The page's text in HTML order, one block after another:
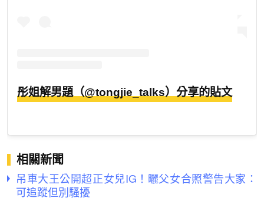
彤姐解男題（@tongjie_talks）分享的貼文
相關新聞
吊車大王公開超正女兒IG！曬父女合照警告大家：
可追蹤但別騷擾